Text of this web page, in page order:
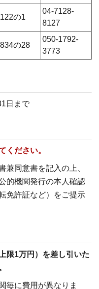
の1
04-7128-
8127
の28
050-1792-
3773
日まで
ください。
兼同意書を記入の上、
的機関発行の本人確認
免許証など）をご提示
限1万円）を差し引いた
毎に費用が異なりま